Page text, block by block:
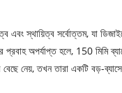
এবং স্থায়িত্ব সর্বোত্তম, যা
প্রবাহ অপর্যাপ্ত হলে, 150 মিমি
বেছে নেয়, তখন তারা একটি বড়-